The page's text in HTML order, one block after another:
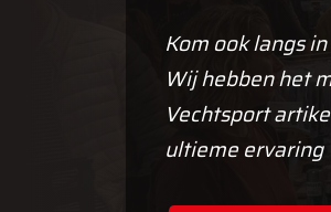
Kom ook langs
Wij hebben het
Vechtsport
ultieme ervaring